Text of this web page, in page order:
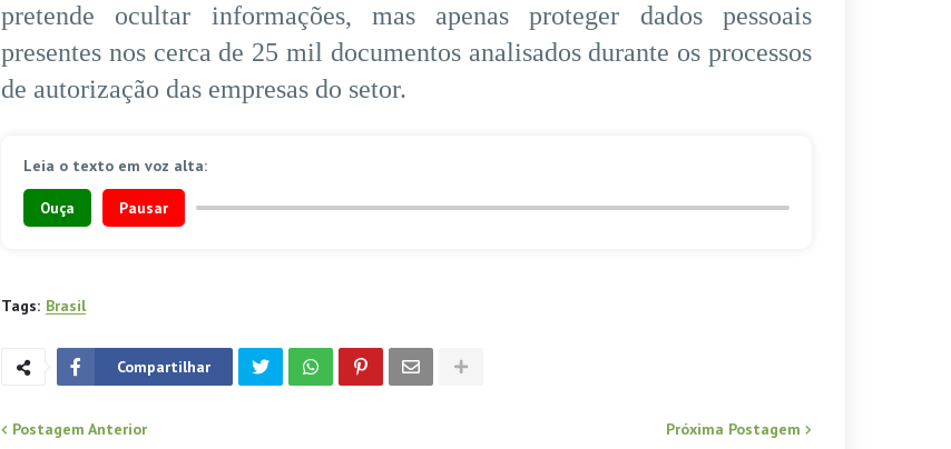
pretende ocultar informações, mas apenas proteger dados pessoais
presentes nos cerca de 25 mil documentos analisados durante os processos
de autorização das empresas do setor.
Leia o texto em voz alta:
Ouça Pausar
Tags: Brasil
Compartilhar
Postagem Anterior Próxima Postagem